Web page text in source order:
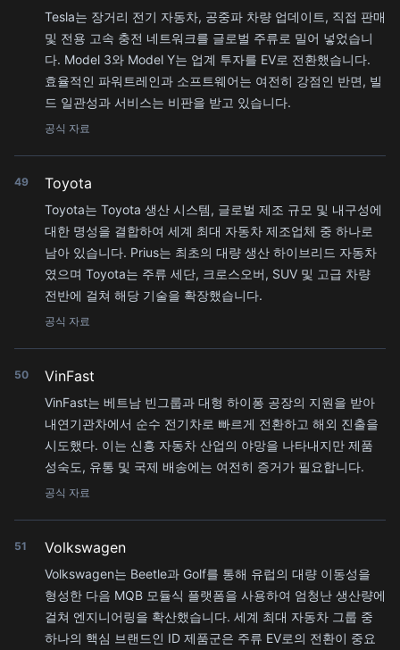
Tesla는 장거리 전기 자동차, 공중파 차량 업데이트, 직접 판매
및 전용 고속 충전 네트워크를 글로벌 주류로 밀어 넣었습니
다. Model 3와 Model Y는 업계 투자를 EV로 전환했습니다.
효율적인 파워트레인과 소프트웨어는 여전히 강점인 반면, 빌
드 일관성과 서비스는 비판을 받고 있습니다.
공식 자료
49 Toyota
Toyota는 Toyota 생산 시스템, 글로벌 제조 규모 및 내구성에
대한 명성을 결합하여 세계 최대 자동차 제조업체 중 하나로
남아 있습니다. Prius는 최초의 대량 생산 하이브리드 자동차
였으며 Toyota는 주류 세단, 크로스오버, SUV 및 고급 차량
전반에 걸쳐 해당 기술을 확장했습니다.
공식 자료
50 VinFast
VinFast는 베트남 빈그룹과 대형 하이퐁 공장의 지원을 받아
내연기관차에서 순수 전기차로 빠르게 전환하고 해외 진출을
시도했다. 이는 신흥 자동차 산업의 야망을 나타내지만 제품
성숙도, 유통 및 국제 배송에는 여전히 증거가 필요합니다.
공식 자료
51 Volkswagen
Volkswagen는 Beetle과 Golf를 통해 유럽의 대량 이동성을
형성한 다음 MQB 모듈식 플랫폼을 사용하여 엄청난 생산량에
걸쳐 엔지니어링을 확산했습니다. 세계 최대 자동차 그룹 중
하나의 핵심 브랜드인 ID 제품군은 주류 EV로의 전환이 중요